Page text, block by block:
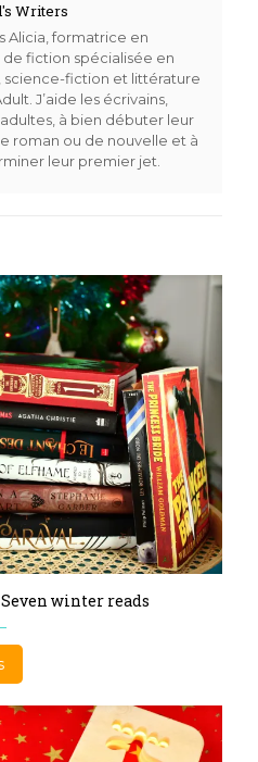
Writers
Alicia, formatrice en
fiction spécialisée en
science-fiction et littérature
J’aide les écrivains,
à bien débuter leur
roman ou de nouvelle et à
leur premier jet.
winter reads